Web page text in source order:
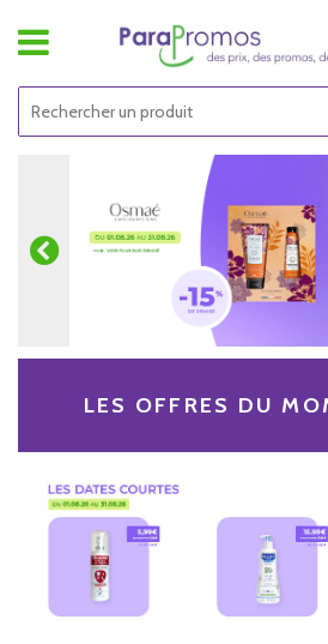
LES OFFRES DU